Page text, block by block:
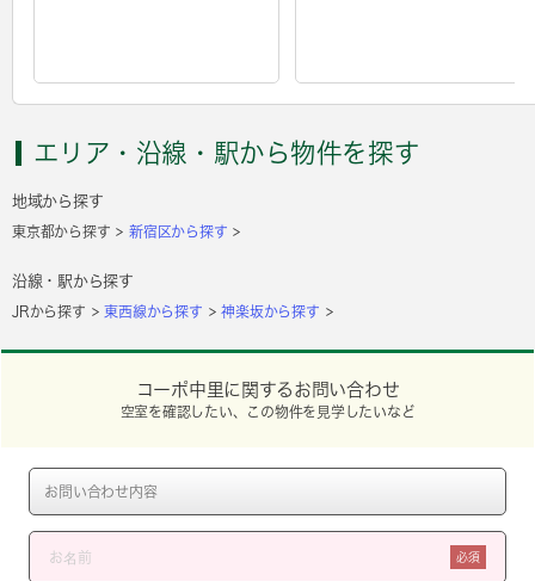
エリア・沿線・駅から物件を探す
地域から探す
東京都から探す 新宿区から探す
沿線・駅から探す
JRから探す 東西線から探す 神楽坂から探す
コーポ中里に関するお問い合わせ
空室を確認したい、この物件を見学したいなど
必須